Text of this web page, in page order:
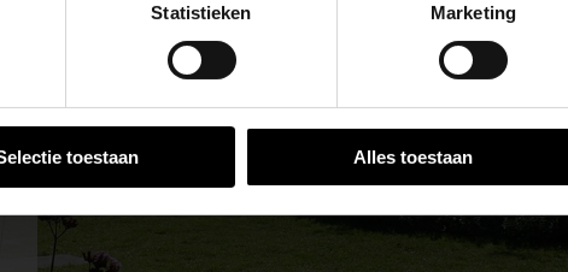
Statistieken Marketing
toestaan Alles toestaan
helpen we je graag bij iedere stap van jouw